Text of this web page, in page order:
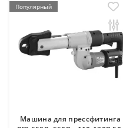
Популярный
Машина для прессфитинга